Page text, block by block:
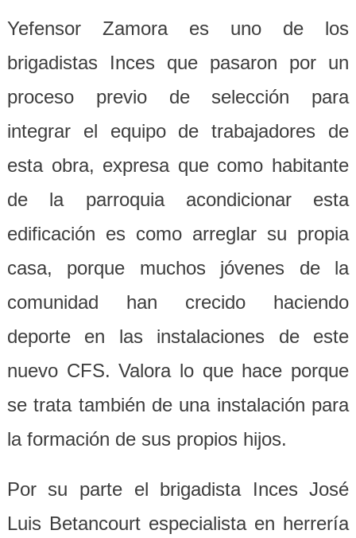
Yefensor Zamora es uno de los
brigadistas Inces que pasaron por un
proceso previo de selección para
integrar el equipo de trabajadores de
esta obra, expresa que como habitante
de la parroquia acondicionar esta
edificación es como arreglar su propia
casa, porque muchos jóvenes de la
comunidad han crecido haciendo
deporte en las instalaciones de este
nuevo CFS. Valora lo que hace porque
se trata también de una instalación para
la formación de sus propios hijos.
Por su parte el brigadista Inces José
Luis Betancourt especialista en herrería